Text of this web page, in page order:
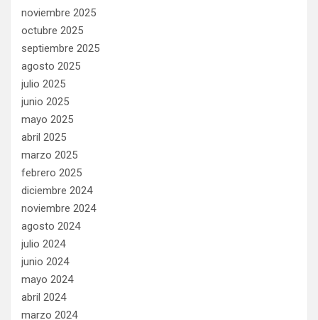
noviembre 2025
octubre 2025
septiembre 2025
agosto 2025
julio 2025
junio 2025
mayo 2025
abril 2025
marzo 2025
febrero 2025
diciembre 2024
noviembre 2024
agosto 2024
julio 2024
junio 2024
mayo 2024
abril 2024
marzo 2024